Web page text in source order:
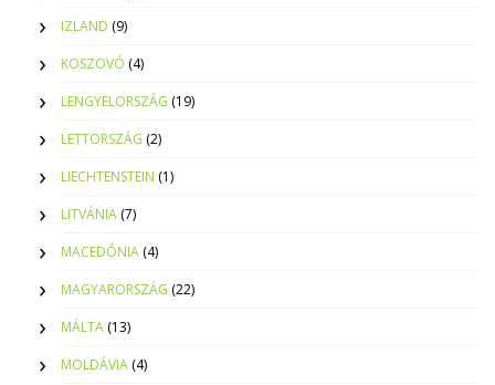
IZLAND (9)
KOSZOVÓ (4)
LENGYELORSZÁG (19)
LETTORSZÁG (2)
LIECHTENSTEIN (1)
LITVÁNIA (7)
MACEDÓNIA (4)
MAGYARORSZÁG (22)
MÁLTA (13)
MOLDÁVIA (4)